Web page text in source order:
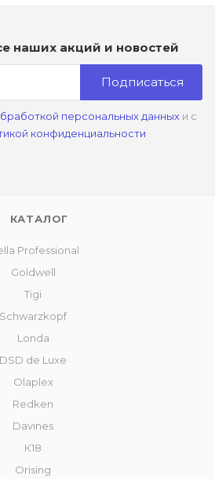
наших акций и новостей
Подписаться
персональных данныхи с
конфиденциальности
КАТАЛОГ
Professional
Goldwell
Tigi
Schwarzkopf
Londa
DSD de Luxe
Olaplex
Redken
Davines
К18
Orising